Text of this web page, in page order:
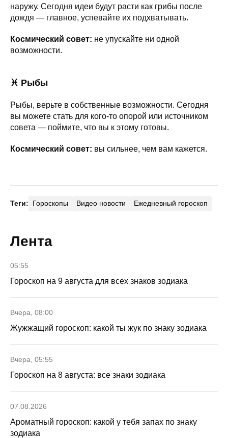
наружу. Сегодня идеи будут расти как грибы после
дождя — главное, успевайте их подхватывать.
Космический совет: не упускайте ни одной
возможности.
♓ Рыбы
Рыбы, верьте в собственные возможности. Сегодня
вы можете стать для кого-то опорой или источником
совета — поймите, что вы к этому готовы.
Космический совет: вы сильнее, чем вам кажется.
Теги: Гороскопы Видео новости Ежедневный гороскоп
Лента
05:55
Гороскоп на 9 августа для всех знаков зодиака
Вчера, 08:00
Жужжащий гороскоп: какой ты жук по знаку зодиака
Вчера, 05:55
Гороскоп на 8 августа: все знаки зодиака
07.08.2026
Ароматный гороскоп: какой у тебя запах по знаку
зодиака